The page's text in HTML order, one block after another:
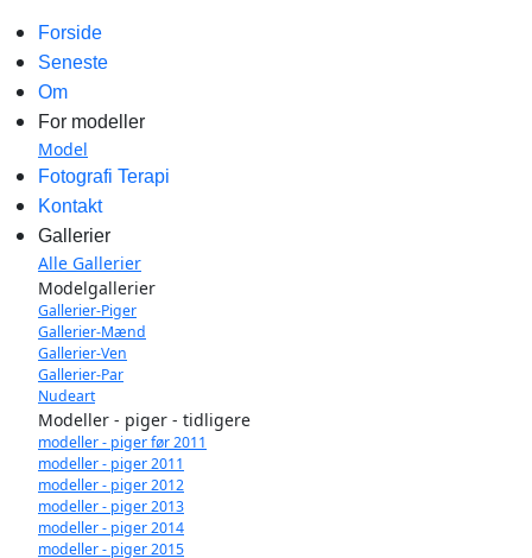
Forside
Seneste
Om
For modeller
Model
Fotografi Terapi
Kontakt
Gallerier
Alle Gallerier
Modelgallerier
Gallerier-Piger
Gallerier-Mænd
Gallerier-Ven
Gallerier-Par
Nudeart
Modeller - piger - tidligere
modeller - piger før 2011
modeller - piger 2011
modeller - piger 2012
modeller - piger 2013
modeller - piger 2014
modeller - piger 2015